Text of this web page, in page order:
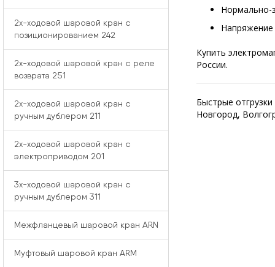
Нормально-
Напряжение
Купить
России.
Быстрые
Новгород,
2x-ходовой шаровой кран с
позиционированием 242
2x-ходовой шаровой кран с реле
возврата 251
2x-ходовой шаровой кран с
ручным дублером 211
2x-ходовой шаровой кран с
электроприводом 201
3x-ходовой шаровой кран с
ручным дублером 311
Межфланцевый шаровой кран ARN
Муфтовый шаровой кран ARM